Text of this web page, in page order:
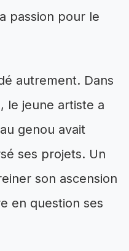
passion pour le
autrement. Dans
le jeune artiste a
genou avait
ses projets. Un
son ascension
en question ses